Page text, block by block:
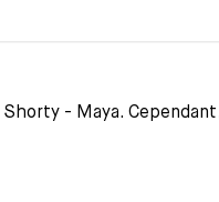
- Maya.